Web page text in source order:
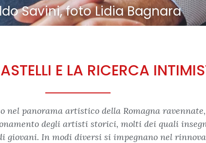
Savini, foto Lidia Bagnara
E LA RICERCA
nel panorama artistico della Romagna
degli artisti storici, molti dei quali
giovani. In modi diversi si impegnano nel